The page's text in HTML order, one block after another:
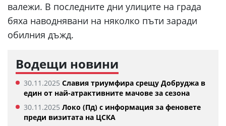
валежи. В последните дни улиците на града
бяха наводнявани на няколко пъти заради
обилния дъжд.
Водещи новини
30.11.2025 Славия триумфира срещу Добруджа в
един от най-атрактивните мачове за сезона
30.11.2025 Локо (Пд) с информация за феновете
преди визитата на ЦСКА